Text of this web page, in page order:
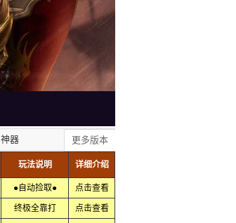
神器 更多版本
玩法说明 详细介绍
●自动捡取● 点击查看
终极全靠打 点击查看